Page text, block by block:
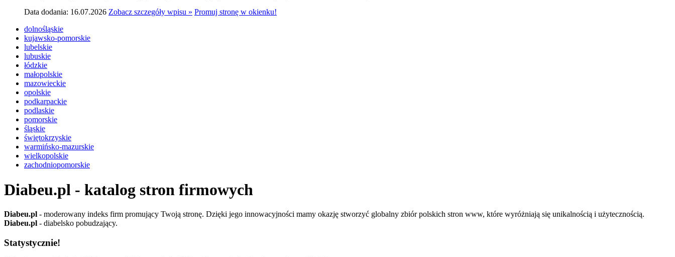
Data dodania: 16.07.2026 Zobacz szczegóły wpisu » Promuj stronę w okienku!
dolnośląskie
kujawsko-pomorskie
lubelskie
lubuskie
łódzkie
małopolskie
mazowieckie
opolskie
podkarpackie
podlaskie
pomorskie
śląskie
świętokrzyskie
warmińsko-mazurskie
wielkopolskie
zachodniopomorskie
Diabeu.pl - katalog stron firmowych
Diabeu.pl - moderowany indeks firm promujący Twoją stronę. Dzięki jego innowacyjności mamy okazję stworzyć globalny zbiór polskich stron www, które wyróżniają się unikalnością i użytecznością.
Diabeu.pl - diabelsko pobudzający.
Statystycznie!